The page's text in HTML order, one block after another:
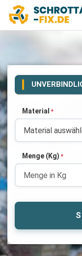
Material *
Menge (Kg) *